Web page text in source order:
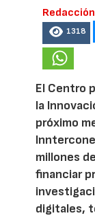
1318
El Centro
la
próximo
millones
financiar
digitales,